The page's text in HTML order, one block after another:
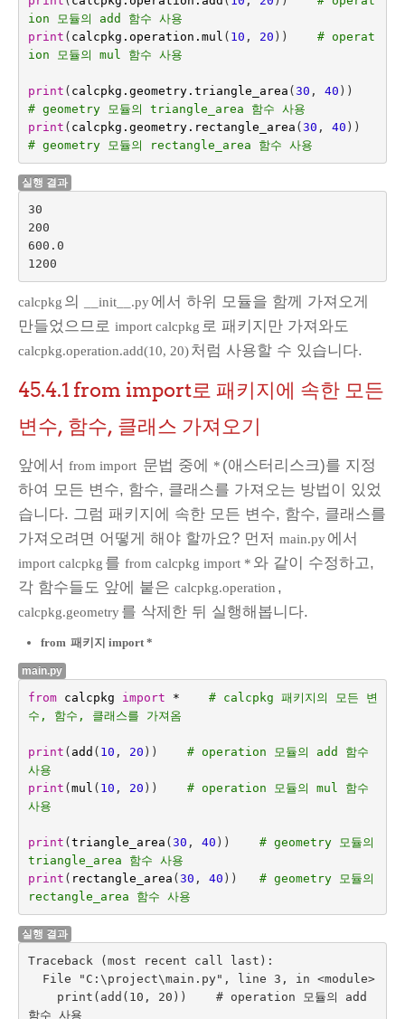
ion 모듈의 add 함수 사용
print ( calcpkg . operation . mul ( 10 , 20 ))
# operat
ion 모듈의 mul 함수 사용
print ( calcpkg . geometry. triangle_area (30 , 40 ))
# geometry 모듈의 triangle_area 함수 사용
print ( calcpkg . geometry. rectangle_area (30 , 40 ))
# geometry 모듈의 rectangle_area 함수 사용
실행 결과
30
200
600.0
calcpkg 의 __init__.py에서 하위 모듈을 함께 가져오게
만들었으므로 import calcpkg 로 패키지만 가져와도
calcpkg.operation.add(10, 20)처럼 사용할 수 있습니다.
45.4.1 from import로 패키지에 속한 모든
변수, 함수, 클래스 가져오기
앞에서 from import 문법 중에 * (애스터리스크)를 지정
하여 모든 변수, 함수, 클래스를 가져오는 방법이 있었
습니다. 그럼 패키지에 속한 모든 변수, 함수, 클래스를
가져오려면 어떻게 해야 할까요? 먼저 main.py에서
import calcpkg 를 from calcpkg import * 와 같이 수정하고,
각 함수들도 앞에 붙은 calcpkg.operation ,
calcpkg.geometry를 삭제한 뒤 실행해봅니다.
from 패키지 import *
main.py
from calcpkg import *
# calcpkg 패키지의 모든 변
수, 함수, 클래스를 가져옴
print ( add ( 10 , 20 ))
# operation 모듈의 add 함수
사용
print (mul ( 10 , 20 ))
# operation 모듈의 mul 함수
사용
print (triangle_area (30 , 40 ))
# geometry 모듈의
triangle_area 함수 사용
print ( rectangle_area (30 , 40 ))
# geometry 모듈의
rectangle_area 함수 사용
실행 결과
Traceback (most recent call last):
File "C:\project\main.py", line 3, in <module>
print(add(10, 20))    # operation 모듈의 add
함수 사용